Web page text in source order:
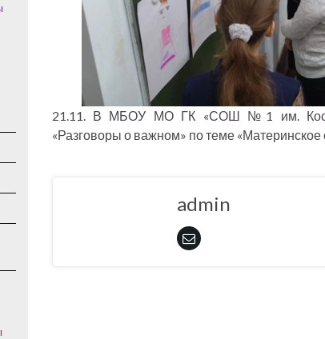
21.11. В МБОУ МО ГК «СОШ №1 им.
«Разговоры о важном» по теме «Материнское
admin